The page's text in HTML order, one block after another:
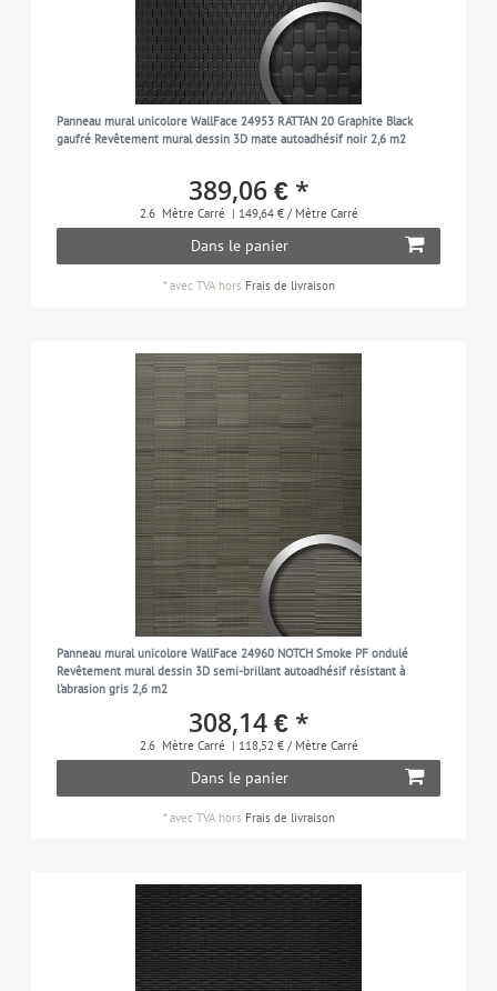
Panneau mural unicolore WallFace 24953 RATTAN 20 Graphite Black
gaufré Revêtement mural dessin 3D mate autoadhésif noir 2,6 m2
389,06 € *
2.6 Mètre Carré | 149,64 € / Mètre Carré
Dans le panier
*avec TVAhors Frais de livraison
Panneau mural unicolore WallFace 24960 NOTCH Smoke PF ondulé
Revêtement mural dessin 3D semi-brillant autoadhésif résistant à
l'abrasion gris 2,6 m2
308,14 € *
2.6 Mètre Carré | 118,52 € / Mètre Carré
Dans le panier
*avec TVAhors Frais de livraison